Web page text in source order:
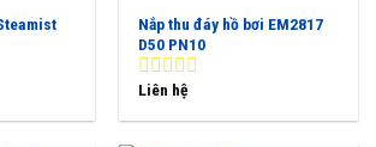
Nắp thu đáy hồ bơi EM2817
D50 PN10
0
Liên hệ